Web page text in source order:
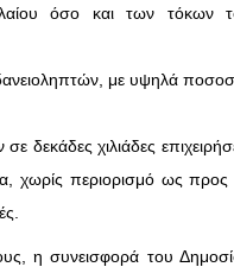
όσο και των τόκων
με υψηλά
δεκάδες χιλιάδες
χωρίς περιορισμό ως προς
η συνεισφορά του